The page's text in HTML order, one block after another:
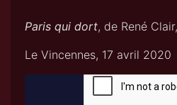
Paris qui dort, de René
Le Vincennes, 17 avril 2020